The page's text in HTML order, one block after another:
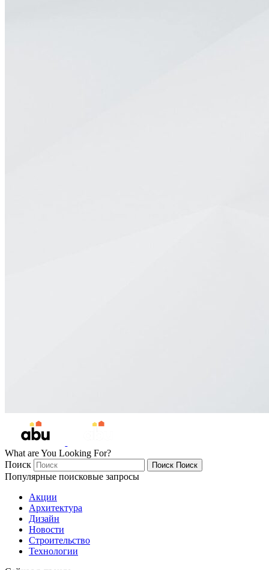
What are You Looking For?
Поиск
Поиск Поиск
Популярные поисковые запросы
Акции
Архитектура
Дизайн
Новости
Строительство
Технологии